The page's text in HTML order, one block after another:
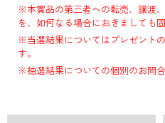
※本賞品の第三者への転売、譲渡
を、如何なる場合におきましても
※当選結果についてはプレゼント
す。
※抽選結果についての個別のお問